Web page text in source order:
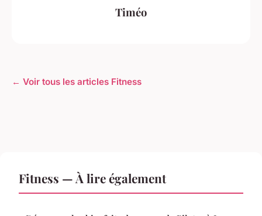
Timéo
← Voir tous les articles Fitness
Fitness — À lire également